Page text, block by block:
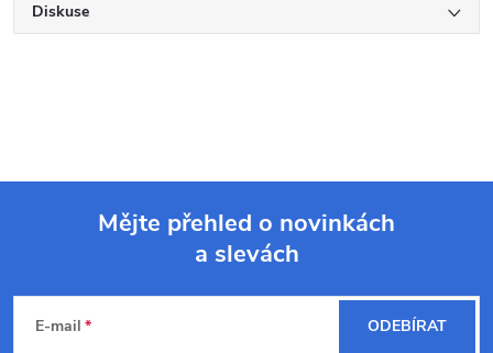
Diskuse
Mějte přehled o novinkách
a slevách
E-mail ODEBÍRAT